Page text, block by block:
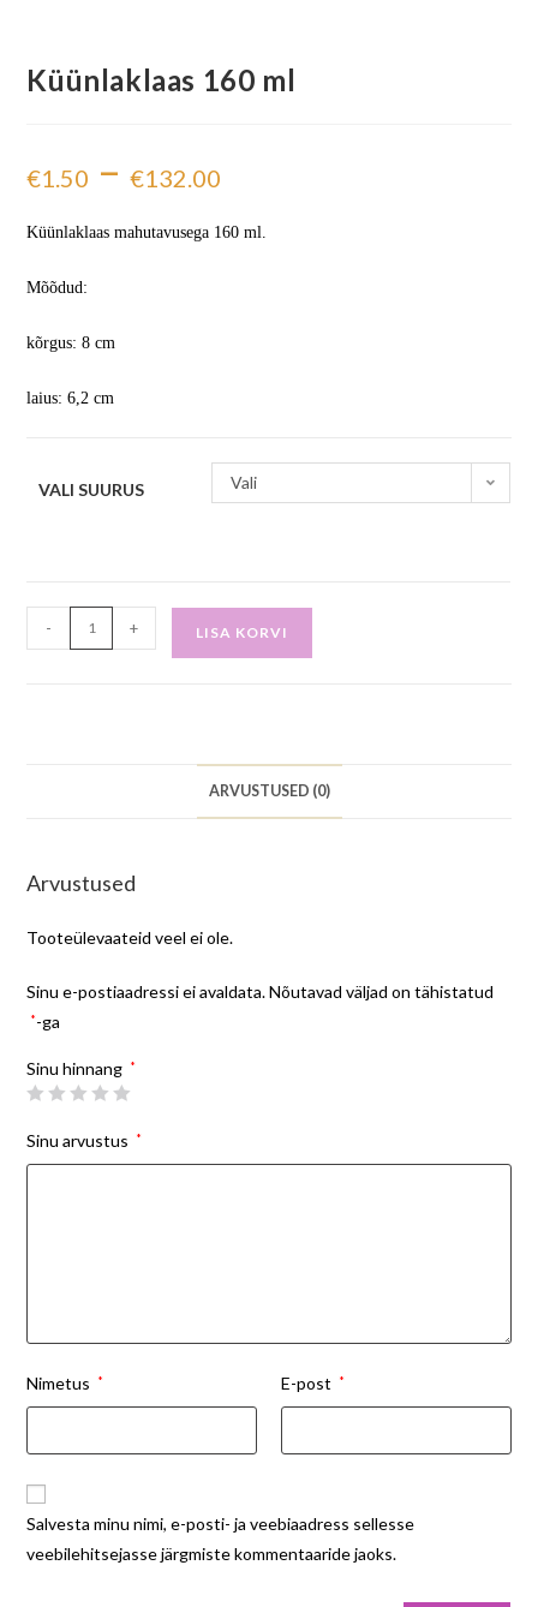
Küünlaklaas 160 ml
€1.50 – €132.00
Küünlaklaas mahutavusega 160 ml.
Mõõdud:
kõrgus: 8 cm
laius: 6,2 cm
VALI SUURUS Vali
- + LISA KORVI
ARVUSTUSED (0)
Arvustused
Tooteülevaateid veel ei ole.
Sinu e-postiaadressi ei avaldata. Nõutavad väljad on tähistatud
*-ga
Sinu hinnang *
Sinu arvustus *
Nimetus * E-post *
Salvesta minu nimi, e-posti- ja veebiaadress sellesse
veebilehitsejasse järgmiste kommentaaride jaoks.